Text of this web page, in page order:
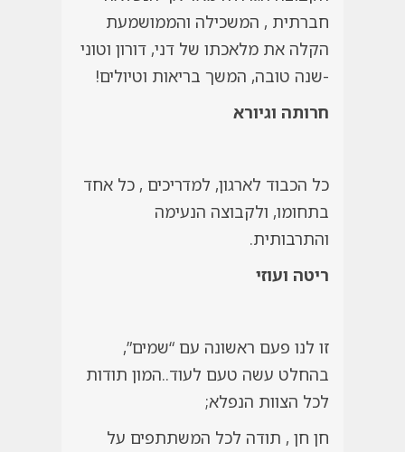
חברתית , המשכילה והממושמעת
הקלה את מלאכתו של דני, דורון וטוני
-שנה טובה, המשך בריאות וטיולים!
חרותה וגיורא
כל הכבוד לארגון, למדריכים , כל אחד
בתחומו, ולקבוצה הנעימה
והתרבותית.
ריטה ועוזי
זו לנו פעם ראשונה עם “שמים”,
בהחלט עשה טעם לעוד..המון תודות
לכל הצוות הנפלא;
חן חן , תודה לכל המשתתפים על